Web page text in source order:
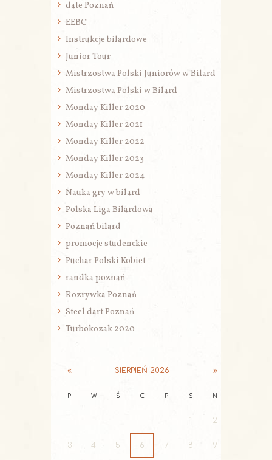
date Poznań
EEBC
Instrukcje bilardowe
Junior Tour
Mistrzostwa Polski Juniorów w Bilard
Mistrzostwa Polski w Bilard
Monday Killer 2020
Monday Killer 2021
Monday Killer 2022
Monday Killer 2023
Monday Killer 2024
Nauka gry w bilard
Polska Liga Bilardowa
Poznań bilard
promocje studenckie
Puchar Polski Kobiet
randka poznań
Rozrywka Poznań
Steel dart Poznań
Turbokozak 2020
SIERPIEŃ 2026
P W Ś C P S N
2
3 4 5 6 7 8 9